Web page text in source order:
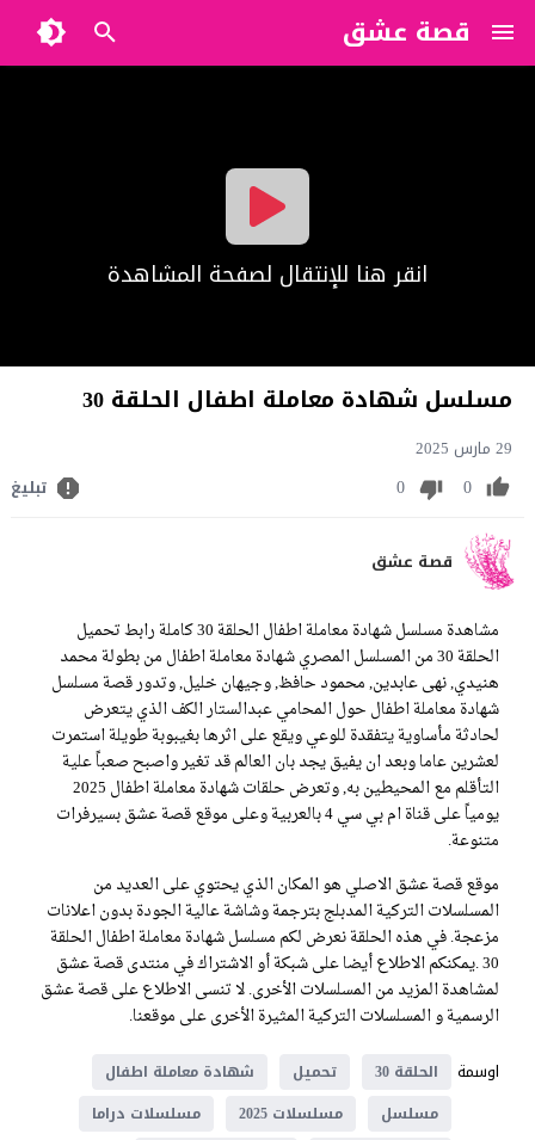
قصة عشق
?>
انقر هنا للإنتقال لصفحة المشاهدة
مسلسل شهادة معاملة اطفال الحلقة 30
29 مارس 2025
0
0 تبليغ
قصة عشق
مشاهدة مسلسل شهادة معاملة اطفال الحلقة 30 كاملة رابط تحميل
الحلقة 30 من المسلسل المصري شهادة معاملة اطفال من بطولة محمد
هنيدي, نهى عابدين, محمود حافظ, وجيهان خليل, وتدور قصة مسلسل
شهادة معاملة اطفال حول المحامي عبدالستار الكف الذي يتعرض
لحادثة مأساوية يتفقدة للوعي ويقع على اثرها بغيبوبة طويلة استمرت
لعشرين عاما وبعد ان يفيق يجد بان العالم قد تغير واصبح صعباً علية
التأقلم مع المحيطين به, وتعرض حلقات شهادة معاملة اطفال 2025
يومياً على قناة ام بي سي 4 بالعربية وعلى موقع قصة عشق بسيرفرات
متنوعة.
موقع قصة عشق الاصلي هو المكان الذي يحتوي على العديد من
المسلسلات التركية المدبلج بترجمة وشاشة عالية الجودة بدون اعلانات
مزعجة. في هذه الحلقة نعرض لكم مسلسل شهادة معاملة اطفال الحلقة
30 .يمكنكم الاطلاع أيضا على شبكة أو الاشتراك في منتدى قصة عشق
لمشاهدة المزيد من المسلسلات الأخرى. لا تنسى الاطلاع على قصة عشق
الرسمية و المسلسلات التركية المثيرة الأخرى على موقعنا.
اوسمة
الحلقة 30 تحميل
شهادة معاملة اطفال
مسلسل
مسلسلات 2025
مسلسلات دراما